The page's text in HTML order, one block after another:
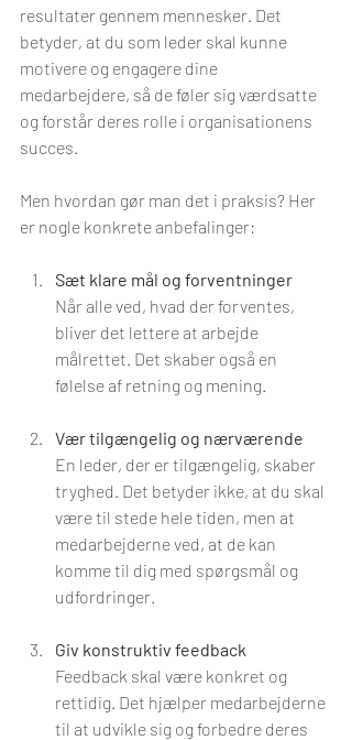
resultater gennem mennesker. Det
betyder, at du som leder skal kunne
motivere og engagere dine
medarbejdere, så de føler sig værdsatte
og forstår deres rolle i organisationens
succes.
Men hvordan gør man det i praksis? Her
er nogle konkrete anbefalinger:
Sæt klare mål og forventninger
Når alle ved, hvad der forventes,
bliver det lettere at arbejde
målrettet. Det skaber også en
følelse af retning og mening.
Vær tilgængelig og nærværende
En leder, der er tilgængelig, skaber
tryghed. Det betyder ikke, at du skal
være til stede hele tiden, men at
medarbejderne ved, at de kan
komme til dig med spørgsmål og
udfordringer.
Giv konstruktiv feedback
Feedback skal være konkret og
rettidig. Det hjælper medarbejderne
til at udvikle sig og forbedre deres